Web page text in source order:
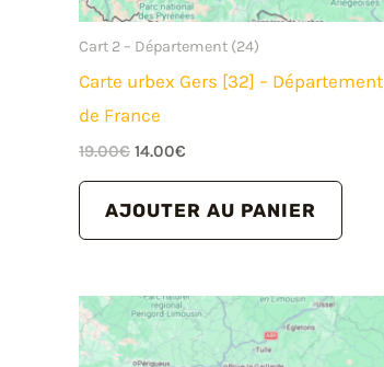
Cart 2 – Département (24)
Carte urbex Gers [32] – Département
de France
19.00€ Le
était :
14.00€
est :
AJOUTER AU PANIER